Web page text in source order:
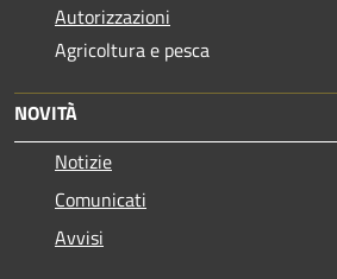
Autorizzazioni
Agricoltura e pesca
NOVITÀ
Notizie
Comunicati
Avvisi